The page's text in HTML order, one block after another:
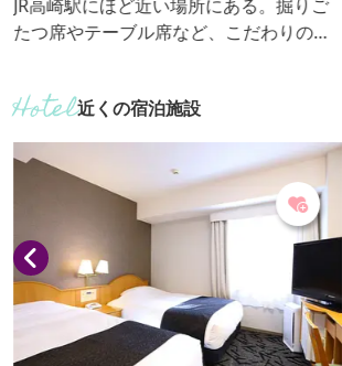
JR高崎駅にほど近い場所にある。掘りご
たつ席やテーブル席など、こだわりの空
近くの宿泊施設